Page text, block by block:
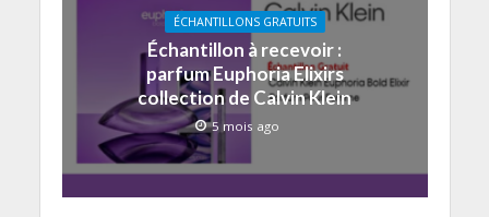
ÉCHANTILLONS GRATUITS
Échantillon à recevoir :
parfum Euphoria Elixirs
collection de Calvin Klein
5 mois ago